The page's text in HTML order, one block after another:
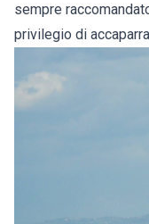
sempre
privilegio di